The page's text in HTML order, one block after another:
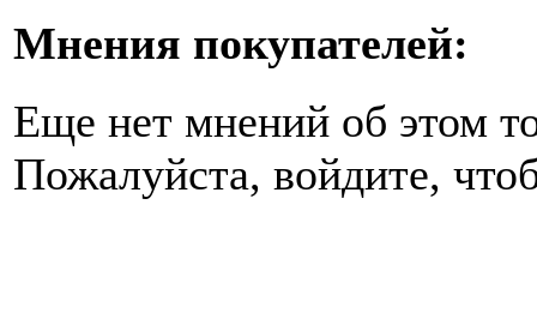
Мнения покупателей:
Еще нет мнений об этом
Пожалуйста, войдите,